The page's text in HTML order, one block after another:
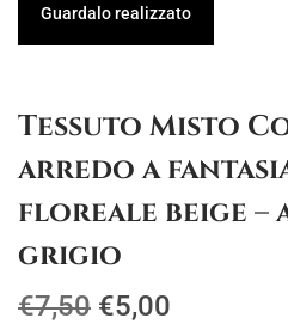
Guardalo realizzato
Tessuto Misto
arredo a
floreale beige –
grigio
€7,50 I
€5,00